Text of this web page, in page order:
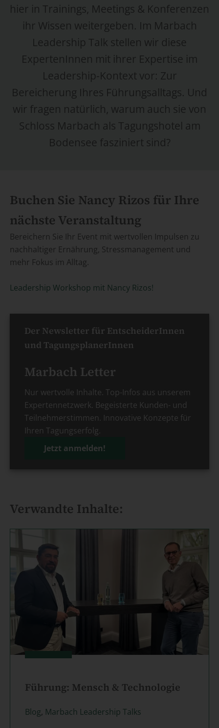
hier in Trainings, Meetings & Konferenzen
ihr Wissen weitergeben. Im Marbach
Leadership Talk stellen wir diese
ExpertenInnen mit ihrer Expertise im
Leadership-Kontext vor: Zur
Bereicherung Ihres Führungsalltags. Und
wir fragen natürlich, warum auch sie von
Schloss Marbach als Tagungshotel am
Bodensee fasziniert sind?
Buchen Sie Nancy Rizos für Ihre
nächste Veranstaltung
Bereichern Sie Ihr Event mit wertvollen Impulsen zu
nachhaltiger Ernährung, Stressmanagement und
mehr Fokus im Alltag.
Leadership Workshop mit Nancy Rizos!
Der Newsletter für EntscheiderInnen
und TagungsplanerInnen
Marbach Letter
Nur wertvolle Inhalte. Top-Infos aus unserem
Expertennetzwerk. Begeisterte Kunden- und
Teilnehmerstimmen. Innovative Konzepte für
Ihren Tagungserfolg.
Jetzt anmelden!
Verwandte Inhalte:
Führung: Mensch & Technologie
Blog, Marbach Leadership Talks